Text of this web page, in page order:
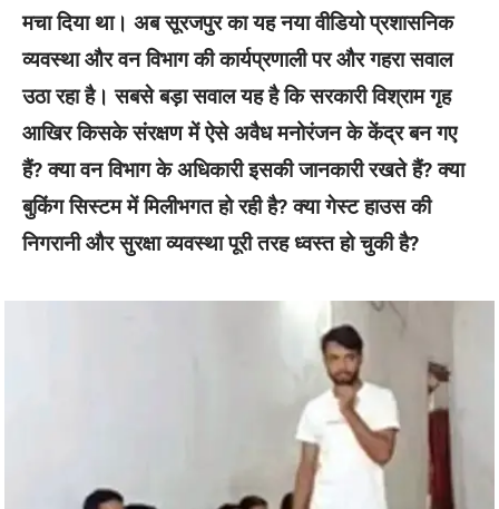
मचा दिया था। अब सूरजपुर का यह नया वीडियो प्रशासनिक
व्यवस्था और वन विभाग की कार्यप्रणाली पर और गहरा सवाल
उठा रहा है। सबसे बड़ा सवाल यह है कि सरकारी विश्राम गृह
आखिर किसके संरक्षण में ऐसे अवैध मनोरंजन के केंद्र बन गए
हैं? क्या वन विभाग के अधिकारी इसकी जानकारी रखते हैं? क्या
बुकिंग सिस्टम में मिलीभगत हो रही है? क्या गेस्ट हाउस की
निगरानी और सुरक्षा व्यवस्था पूरी तरह ध्वस्त हो चुकी है?